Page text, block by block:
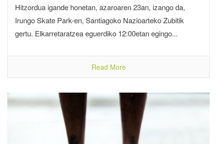
Hitzordua igande honetan, azaroaren 23an, izango da,
Irungo Skate Park-en, Santiagoko Nazioarteko Zubitik
gertu. Elkarretaratzea eguerdiko 12:00etan egingo...
Read More